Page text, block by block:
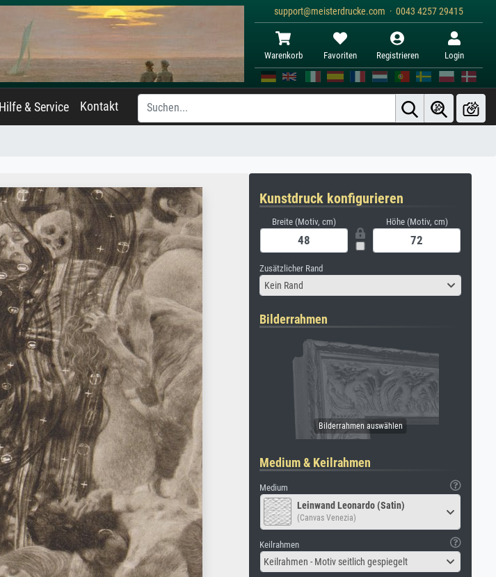
support@meisterdrucke.com · 0043 4257 29415
Warenkorb Favoriten Registrieren Login
Hilfe & Service Kontakt
Kunstdruck konfigurieren
Breite (Motiv, cm) Höhe (Motiv, cm)
Zusätzlicher Rand
Kein Rand
Bilderrahmen
Medium & Keilrahmen
Medium
Leinwand Leonardo (Satin)
(Canvas Venezia)
Keilrahmen
Keilrahmen - Motiv seitlich gespiegelt